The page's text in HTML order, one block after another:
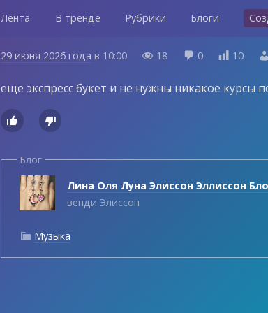
Лента В тренде Рубрики Блоги
29 июня 2026 года в 10:00  18  0  10 
еще экспресс букет и не нужны никакое курсы
 
Блог
Лина Оля Луна Элиссон Эллиссон
венди Элиссон
 Музыка